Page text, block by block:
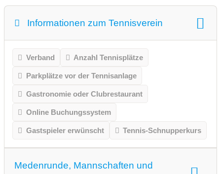
Informationen zum Tennisverein
Verband Anzahl Tennisplätze
Parkplätze vor der Tennisanlage
Gastronomie oder Clubrestaurant
Online Buchungssystem
Gastspieler erwünscht Tennis-Schnupperkurs
Medenrunde, Mannschaften und